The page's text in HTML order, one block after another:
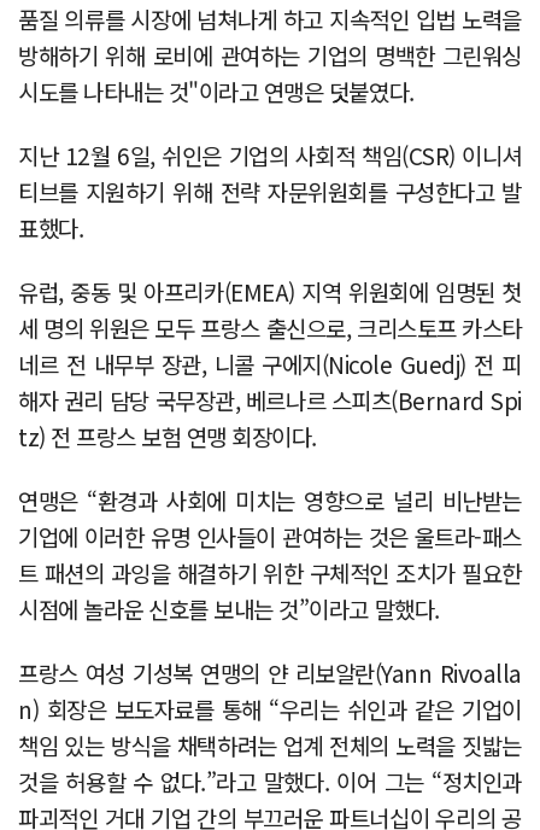
품질 의류를 시장에 넘쳐나게 하고 지속적인 입법 노력을
방해하기 위해 로비에 관여하는 기업의 명백한 그린워싱
시도를 나타내는 것"이라고 연맹은 덧붙였다.
지난 12월 6일, 쉬인은 기업의 사회적 책임(CSR) 이니셔
티브를 지원하기 위해 전략 자문위원회를 구성한다고 발
표했다.
유럽, 중동 및 아프리카(EMEA) 지역 위원회에 임명된 첫
세 명의 위원은 모두 프랑스 출신으로, 크리스토프 카스타
네르 전 내무부 장관, 니콜 구에지(Nicole Guedj) 전 피
해자 권리 담당 국무장관, 베르나르 스피츠(Bernard Spi
tz) 전 프랑스 보험 연맹 회장이다.
연맹은 “환경과 사회에 미치는 영향으로 널리 비난받는
기업에 이러한 유명 인사들이 관여하는 것은 울트라-패스
트 패션의 과잉을 해결하기 위한 구체적인 조치가 필요한
시점에 놀라운 신호를 보내는 것”이라고 말했다.
프랑스 여성 기성복 연맹의 얀 리보알란(Yann Rivoalla
n) 회장은 보도자료를 통해 “우리는 쉬인과 같은 기업이
책임 있는 방식을 채택하려는 업계 전체의 노력을 짓밟는
것을 허용할 수 없다.”라고 말했다. 이어 그는 “정치인과
파괴적인 거대 기업 간의 부끄러운 파트너십이 우리의 공